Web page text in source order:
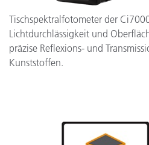
Tischspektralfotometer der
Lichtdurchlässigkeit und
präzise Reflexions- und
Kunststoffen.